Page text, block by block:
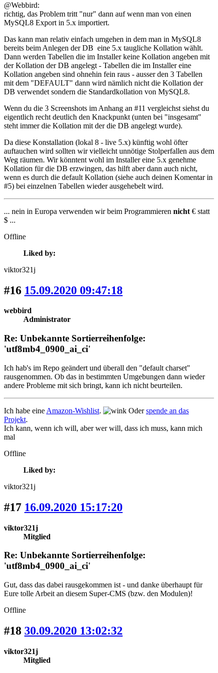
@Webbird:
richtig, das Problem tritt "nur" dann auf wenn man von einen
MySQL8 Export in 5.x importiert.
Das kann man relativ einfach umgehen in dem man in MySQL8
bereits beim Anlegen der DB eine 5.x taugliche Kollation wählt.
Dann werden Tabellen die im Installer keine Kollation angeben mit
der Kollation der DB angelegt - Tabellen die im Installer eine
Kollation angeben sind ohnehin fein raus - ausser den 3 Tabellen
mit dem "DEFAULT" dann wird nämlich nicht die Kollation der
DB verwendet sondern die Standardkollation von MySQL8.
Wenn du die 3 Screenshots im Anhang an #11 vergleichst siehst du
eigentlich recht deutlich den Knackpunkt (unten bei "insgesamt"
steht immer die Kollation mit der die DB angelegt wurde).
Da diese Konstallation (lokal 8 - live 5.x) künftig wohl öfter
auftauchen wird sollten wir vielleicht unnötige Stolperfallen aus dem
Weg räumen. Wir könntent wohl im Installer eine 5.x genehme
Kollation für die DB erzwingen, das hilft aber dann auch nicht,
wenn es durch die default Kollation (siehe auch deinen Komentar in
#5) bei einzelnen Tabellen wieder ausgehebelt wird.
... nein in Europa verwenden wir beim Programmieren nicht € statt
$ ...
Offline
Liked by:
viktor321j
#16 15.09.2020 09:47:18
webbird
Administrator
Re: Unbekannte Sortierreihenfolge:
'utf8mb4_0900_ai_ci'
Ich hab's im Repo geändert und überall den "default charset"
rausgenommen. Ob das in bestimmten Umgebungen dann wieder
andere Probleme mit sich bringt, kann ich nicht beurteilen.
Ich habe eine Amazon-Wishlist. Oderspende an das
Projekt.
Ich kann, wenn ich will, aber wer will, dass ich muss, kann mich
mal
Offline
Liked by:
viktor321j
#17 16.09.2020 15:17:20
viktor321j
Mitglied
Re: Unbekannte Sortierreihenfolge:
'utf8mb4_0900_ai_ci'
Gut, dass das dabei rausgekommen ist - und danke überhaupt für
Eure tolle Arbeit an diesem Super-CMS (bzw. den Modulen)!
Offline
#18 30.09.2020 13:02:32
viktor321j
Mitglied